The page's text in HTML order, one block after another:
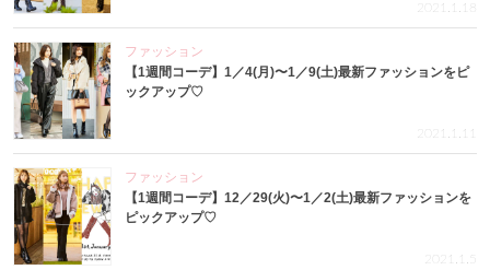
2021.1.18
ファッション
【1週間コーデ】1／4(月)〜1／9(土)最新ファッションをピ
ックアップ♡
2021.1.11
ファッション
【1週間コーデ】12／29(火)〜1／2(土)最新ファッションを
ピックアップ♡
2021.1.5